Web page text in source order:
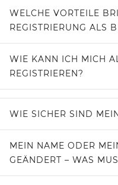
WELCHE VORTEILE
REGISTRIERUNG ALS
WIE KANN ICH MICH
REGISTRIEREN?
WIE SICHER SIND
MEIN NAME ODER
GEÄNDERT – WAS